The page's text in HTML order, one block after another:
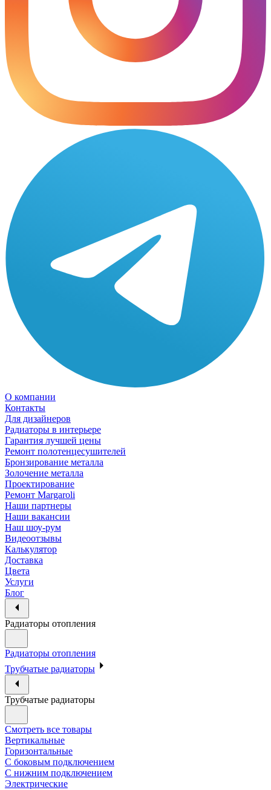
О компании
Контакты
Для дизайнеров
Радиаторы в интерьере
Гарантия лучшей цены
Ремонт полотенцесушителей
Бронзирование металла
Золочение металла
Проектирование
Ремонт Margaroli
Наши партнеры
Наши вакансии
Наш шоу-рум
Видеоотзывы
Калькулятор
Доставка
Цвета
Услуги
Блог
Радиаторы отопления
Радиаторы отопления
Трубчатые радиаторы
Трубчатые радиаторы
Смотреть все товары
Вертикальные
Горизонтальные
С боковым подключением
С нижним подключением
Электрические